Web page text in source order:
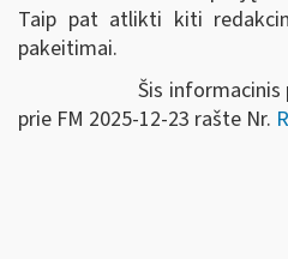
Taip pat atlikti kiti
pakeitimai.
Šis informacinis
prie FM 2025-12-23 rašte Nr.